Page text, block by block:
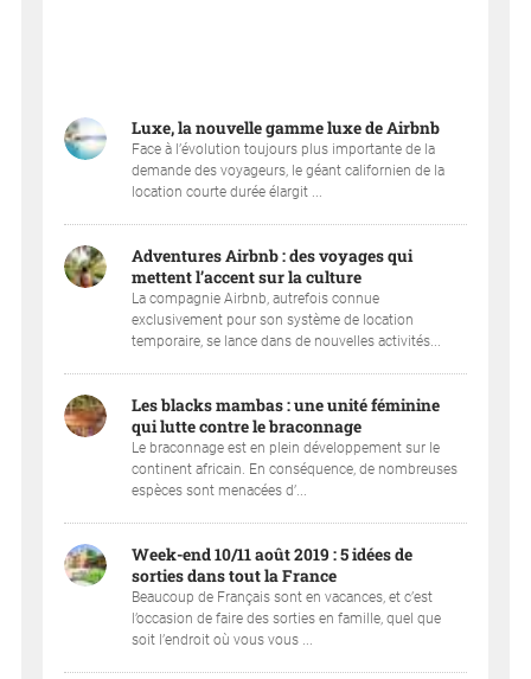
Luxe, la nouvelle gamme luxe de Airbnb
Face à l’évolution toujours plus importante de la
demande des voyageurs, le géant californien de la
location courte durée élargit ...
Adventures Airbnb : des voyages qui
mettent l’accent sur la culture
La compagnie Airbnb, autrefois connue
exclusivement pour son système de location
temporaire, se lance dans de nouvelles activités...
Les blacks mambas : une unité féminine
qui lutte contre le braconnage
Le braconnage est en plein développement sur le
continent africain. En conséquence, de nombreuses
espèces sont menacées d’...
Week-end 10/11 août 2019 : 5 idées de
sorties dans tout la France
Beaucoup de Français sont en vacances, et c’est
l’occasion de faire des sorties en famille, quel que
soit l’endroit où vous vous ...